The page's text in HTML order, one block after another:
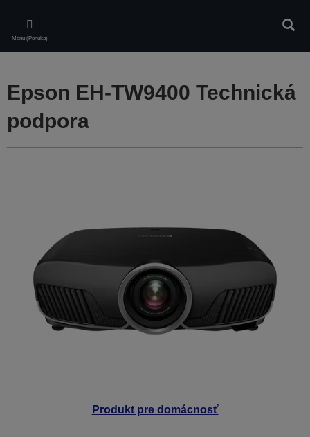
main
content
Menu (Ponuka)
Produkt pre domácnosť
Epson EH-TW9400 Technická
podpora